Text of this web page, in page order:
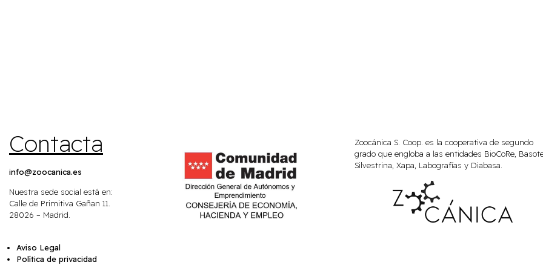
Contacta
info@zoocanica.es
Nuestra sede social está en:
Calle de Primitiva Gañan 11.
28026 – Madrid.
Aviso Legal
Política de privacidad
Zoocánica S. Coop. es la cooperativa de segundo
grado que engloba a las entidades BioCoRe,
Silvestrina, Xapa, Labografías y Diabasa.